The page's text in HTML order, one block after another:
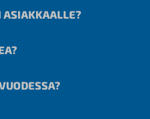
ASIAKKAALLE?